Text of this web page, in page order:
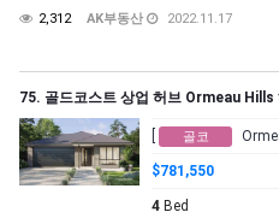
2,312 AK부동산 2022.11.17
75. 골드코스트 상업 허브 Ormeau Hills
골코
$781,550
4 Bed